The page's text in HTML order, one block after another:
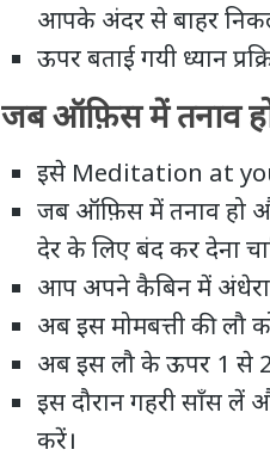
आपके अंदर से बाहर
ऊपर बताई गयी ध्यान
जब ऑफ़िस में तनाव
इसे Meditation at
जब ऑफ़िस में तनाव हो
देर के लिए बंद कर देना
आप अपने कैबिन में अंधेरा
अब इस मोमबत्ती की
अब इस लौ के ऊपर 1 से 2
इस दौरान गहरी साँस
करें।